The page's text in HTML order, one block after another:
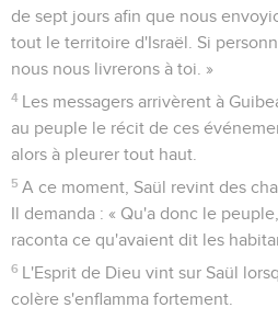
de sept jours afin que nous
tout le territoire d'Israël. Si
nous nous livrerons à toi. »
4 Les messagers arrivèrent à
au peuple le récit de ces
alors à pleurer tout haut.
5 A ce moment, Saül revint des
Il demanda : « Qu'a donc le
raconta ce qu'avaient dit les
6 L'Esprit de Dieu vint sur Saül
colère s'enflamma fortement.